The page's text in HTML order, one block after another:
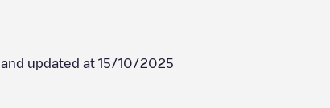
and updated at 15/10/2025